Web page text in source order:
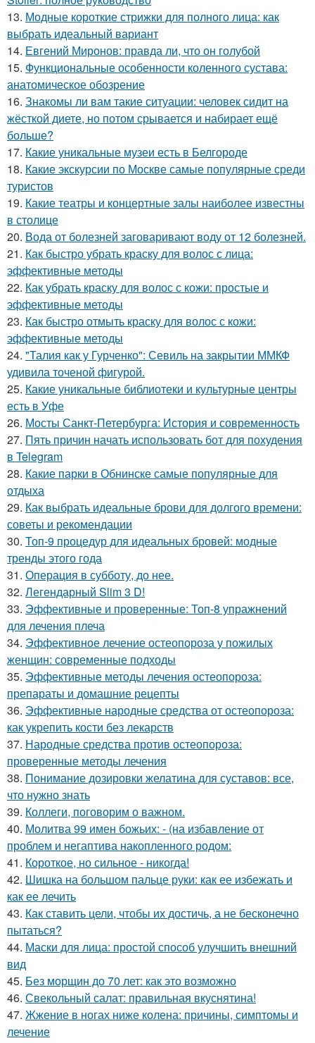
13. Модные короткие стрижки для полного лица: как
выбрать идеальный вариант
14. Евгений Миронов: правда ли, что он голубой
15. Функциональные особенности коленного сустава:
анатомическое обозрение
16. Знакомы ли вам такие ситуации: человек сидит на
жёсткой диете, но потом срывается и набирает ещё
больше?
17. Какие уникальные музеи есть в Белгороде
18. Какие экскурсии по Москве самые популярные среди
туристов
19. Какие театры и концертные залы наиболее известны
в столице
20. Вода от болезней заговаривают воду от 12 болезней.
21. Как быстро убрать краску для волос с лица:
эффективные методы
22. Как убрать краску для волос с кожи: простые и
эффективные методы
23. Как быстро отмыть краску для волос с кожи:
эффективные методы
24. "Талия как у Гурченко": Севиль на закрытии ММКФ
удивила точеной фигурой.
25. Какие уникальные библиотеки и культурные центры
есть в Уфе
26. Мосты Санкт-Петербурга: История и современность
27. Пять причин начать использовать бот для похудения
в Telegram
28. Какие парки в Обнинске самые популярные для
отдыха
29. Как выбрать идеальные брови для долгого времени:
советы и рекомендации
30. Топ-9 процедур для идеальных бровей: модные
тренды этого года
31. Операция в субботу, до нее.
32. Легендарный Slim 3 D!
33. Эффективные и проверенные: Топ-8 упражнений
для лечения плеча
34. Эффективное лечение остеопороза у пожилых
женщин: современные подходы
35. Эффективные методы лечения остеопороза:
препараты и домашние рецепты
36. Эффективные народные средства от остеопороза:
как укрепить кости без лекарств
37. Народные средства против остеопороза:
проверенные методы лечения
38. Понимание дозировки желатина для суставов: все,
что нужно знать
39. Коллеги, поговорим о важном.
40. Молитва 99 имен божьих: - (на избавление от
проблем и негаптива накопленного родом:
41. Короткое, но сильное - никогда!
42. Шишка на большом пальце руки: как ее избежать и
как ее лечить
43. Как ставить цели, чтобы их достичь, а не бесконечно
пытаться?
44. Маски для лица: простой способ улучшить внешний
вид
45. Без морщин до 70 лет: как это возможно
46. Свекольный салат: правильная вкуснятина!
47. Жжение в ногах ниже колена: причины, симптомы и
лечение